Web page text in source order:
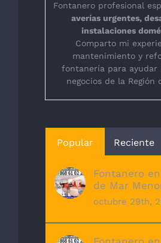
Fontanero profesional
averías urgentes,
instalaciones
Comparto mi
mantenimiento y
fontanería para ayudar
negocios de la Región
Popular Reciente
Fontanero
de Mar
octubre 29th,